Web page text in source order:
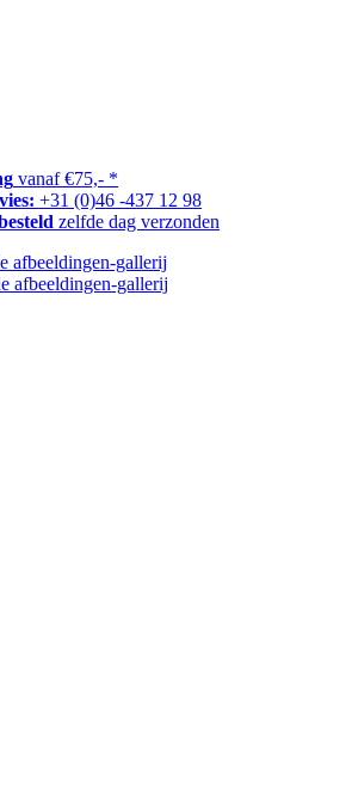
vanaf €75,- *
+31 (0)46 -437 12 98
zelfde dag verzonden
afbeeldingen-gallerij
afbeeldingen-gallerij